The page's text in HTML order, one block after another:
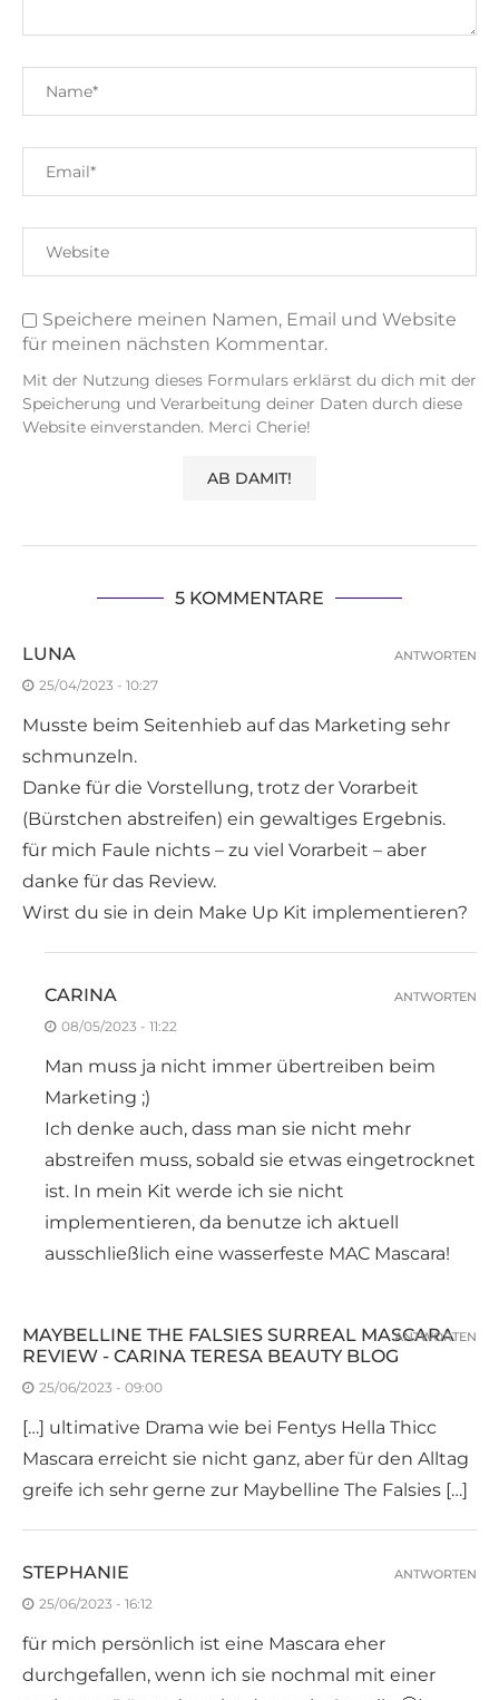
Speichere meinen Namen, Email und Website
für meinen nächsten Kommentar.
Mit der Nutzung dieses Formulars erklärst du dich mit der
Speicherung und Verarbeitung deiner Daten durch diese
Website einverstanden. Merci Cherie!
5 KOMMENTARE
LUNA
25/04/2023 - 10:27
Musste beim Seitenhieb auf das Marketing sehr
schmunzeln.
Danke für die Vorstellung, trotz der Vorarbeit
(Bürstchen abstreifen) ein gewaltiges Ergebnis.
für mich Faule nichts – zu viel Vorarbeit – aber
danke für das Review.
Wirst du sie in dein Make Up Kit implementieren?
ANTWORTEN
CARINA
08/05/2023 - 11:22
Man muss ja nicht immer übertreiben beim
Marketing ;)
Ich denke auch, dass man sie nicht mehr
abstreifen muss, sobald sie etwas eingetrocknet
ist. In mein Kit werde ich sie nicht
implementieren, da benutze ich aktuell
ausschließlich eine wasserfeste MAC Mascara!
ANTWORTEN
MAYBELLINE THE FALSIES SURREAL MASCARA
REVIEW - CARINA TERESA BEAUTY BLOG
25/06/2023 - 09:00
[…] ultimative Drama wie bei Fentys Hella Thicc
Mascara erreicht sie nicht ganz, aber für den Alltag
greife ich sehr gerne zur Maybelline The Falsies […]
ANTWORTEN
STEPHANIE
25/06/2023 - 16:12
für mich persönlich ist eine Mascara eher
durchgefallen, wenn ich sie nochmal mit einer
ANTWORTEN